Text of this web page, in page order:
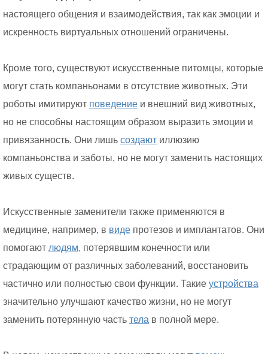
настоящего общения и взаимодействия, так как эмоции и
искренность виртуальных отношений ограничены.
Кроме того, существуют искусственные питомцы, которые
могут стать компаньонами в отсутствие животных. Эти
роботы имитируют поведение и внешний вид животных,
но не способны настоящим образом выразить эмоции и
привязанность. Они лишь создают иллюзию
компаньонства и заботы, но не могут заменить настоящих
живых существ.
Искусственные заменители также применяются в
медицине, например, в виде протезов и имплантатов. Они
помогают людям, потерявшим конечности или
страдающим от различных заболеваний, восстановить
частично или полностью свои функции. Такие устройства
значительно улучшают качество жизни, но не могут
заменить потерянную часть тела в полной мере.